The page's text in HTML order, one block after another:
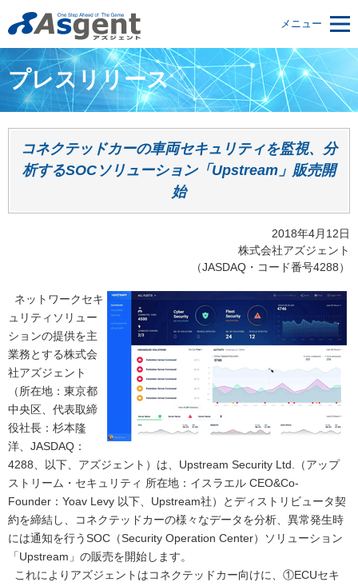
メニュー
プレスリリース
コネクテッドカーの車両セキュリティを監視、分
析するSOCソリューション「Upstream」販売開
始
2018年4月12日
株式会社アズジェント
（JASDAQ・コード番号4288）
ネットワークセキ
ュリティソリュー
ションの提供を主
業務とする株式会
社アズジェント
（所在地：東京都
中央区、代表取締
役社長：杉本隆
洋、JASDAQ：
4288、以下、アズジェント）は、Upstream Security Ltd.（アップ
ストリーム・セキュリティ 所在地：イスラエル CEO&Co-
Founder：Yoav Levy 以下、Upstream社）とディストリビュータ契
約を締結し、コネクテッドカーの様々なデータを分析、異常発生時
には通知を行うSOC（Security Operation Center）ソリューション
「Upstream」の販売を開始します。
これによりアズジェントはコネクテッドカー向けに、①ECUセキ